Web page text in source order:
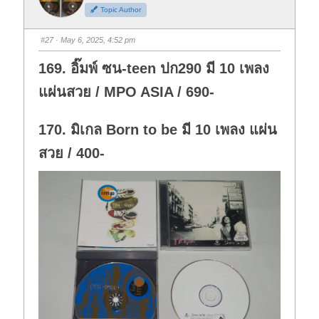
h
u
m
d
o
n
.
h
u
m
u
p
Topic Author
#27· May 6, 2025, 4:52 pm
169. อิ๊มพ์ ซน-teen ปก290 มี 10 เพลง
แผ่นสวย / MPO ASIA / 690-
170. มิเกล Born to be มี 10 เพลง แผ่น
สวย / 400-